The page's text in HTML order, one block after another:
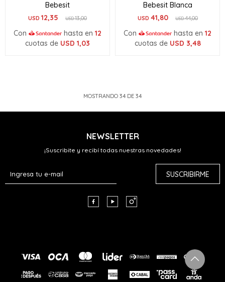
Bebesit
USD 12,35 USD13,00
Con hasta en 12
cuotas de USD 1,03
Bebesit Blanca
USD 41,80 USD44,00
Con hasta en 12
cuotas de USD 3,48
MOSTRANDO 34 DE 34
NEWSLETTER
¡Suscribite y recibí todas nuestras novedades!
SUSCRIBIRME
  